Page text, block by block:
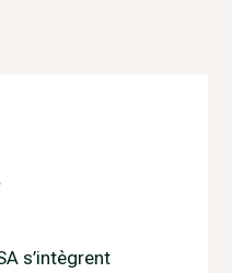
s’intègrent